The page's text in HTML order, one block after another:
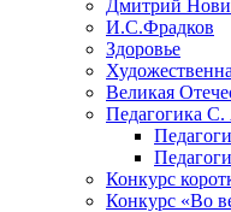
Дмитрий
И.С.Фрадков
Здоровье
Великая
Педагогика С.
Конкурс
Конкурс «Во